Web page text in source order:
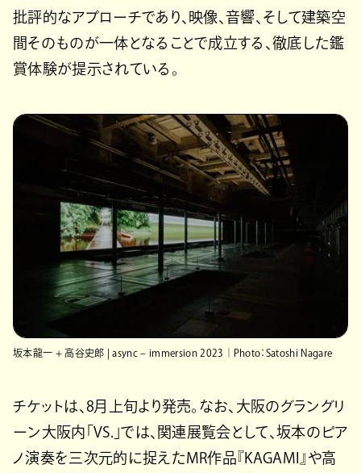
批評的なアプローチであり、映像、音響、そして建築空
間そのものが一体となることで成立する、徹底した鑑
賞体験が提示されている。
坂本龍一 + 高谷史郎 | async – immersion 2023｜Photo：Satoshi Nagare
チケットは、8月上旬より発売。なお、大阪のグラングリ
ーン大阪内「VS.」では、関連展覧会として、坂本のピア
ノ演奏を三次元的に捉えたMR作品『KAGAMI』や高